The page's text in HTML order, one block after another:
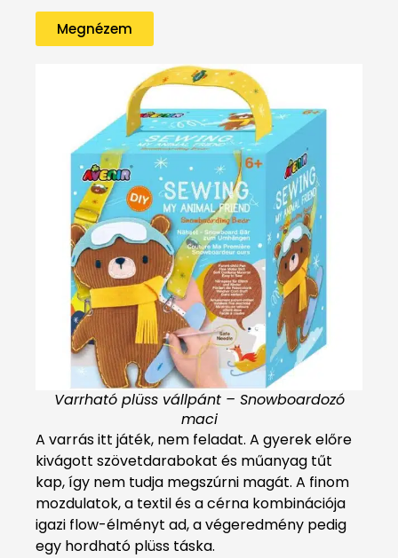
Megnézem
Varrható plüss vállpánt – Snowboardozó
maci
A varrás itt játék, nem feladat. A gyerek előre
kivágott szövetdarabokat és műanyag tűt
kap, így nem tudja megszúrni magát. A finom
mozdulatok, a textil és a cérna kombinációja
igazi flow-élményt ad, a végeredmény pedig
egy hordható plüss táska.